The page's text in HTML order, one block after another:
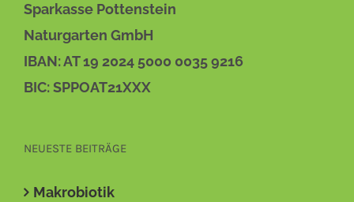
Sparkasse Pottenstein
Naturgarten GmbH
IBAN: AT 19 2024 5000 0035 9216
BIC: SPPOAT21XXX
NEUESTE BEITRÄGE
Makrobiotik